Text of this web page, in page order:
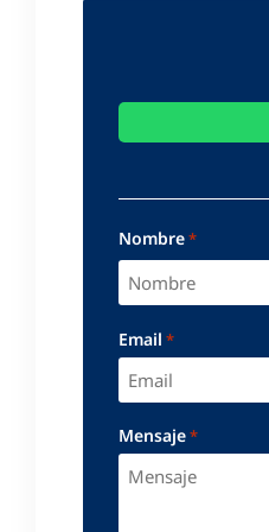
Nombre*
Email *
Mensaje*